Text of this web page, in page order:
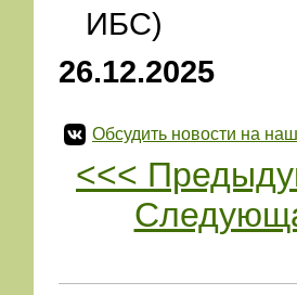
ИБС)
26.12.2025
Обсудить новости на
<<<